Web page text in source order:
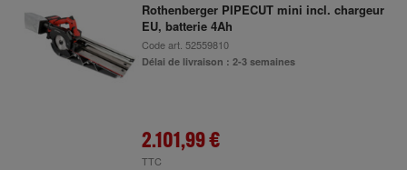
Rothenberger PIPECUT mini incl. chargeur
EU, batterie 4Ah
Code art. 52559810
Délai de livraison : 2-3 semaines
2.101,99 €
TTC